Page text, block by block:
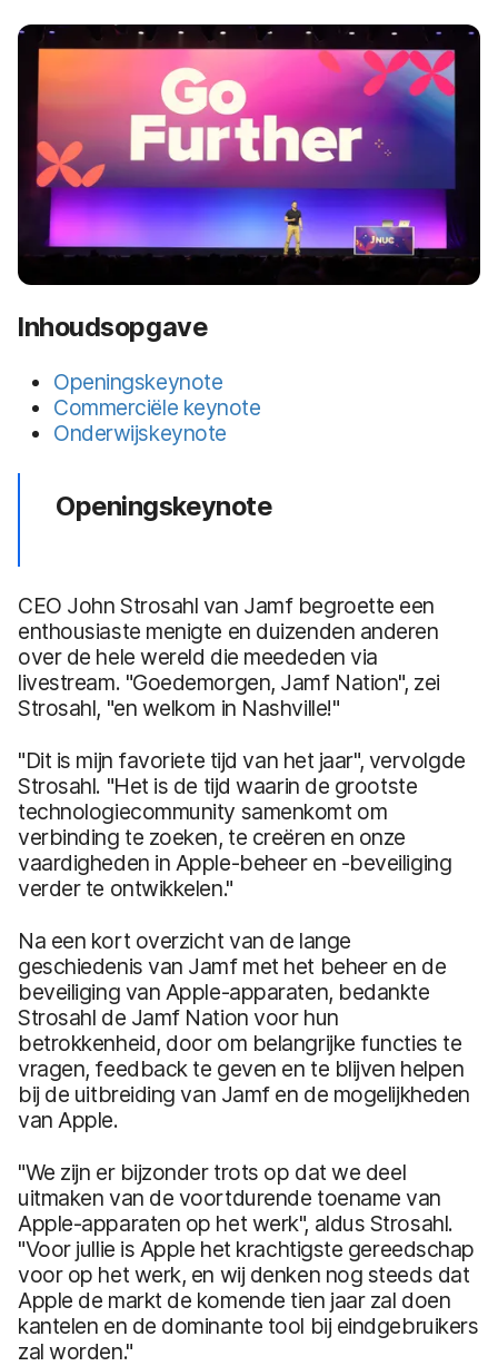
Inhoudsopgave
Openingskeynote
Commerciële keynote
Onderwijskeynote
Openingskeynote
CEO John Strosahl van Jamf begroette een
enthousiaste menigte en duizenden anderen
over de hele wereld die meededen via
livestream. "Goedemorgen, Jamf Nation", zei
Strosahl, "en welkom in Nashville!"
"Dit is mijn favoriete tijd van het jaar", vervolgde
Strosahl. "Het is de tijd waarin de grootste
technologiecommunity samenkomt om
verbinding te zoeken, te creëren en onze
vaardigheden in Apple-beheer en -beveiliging
verder te ontwikkelen."
Na een kort overzicht van de lange
geschiedenis van Jamf met het beheer en de
beveiliging van Apple-apparaten, bedankte
Strosahl de Jamf Nation voor hun
betrokkenheid, door om belangrijke functies te
vragen, feedback te geven en te blijven helpen
bij de uitbreiding van Jamf en de mogelijkheden
van Apple.
"We zijn er bijzonder trots op dat we deel
uitmaken van de voortdurende toename van
Apple-apparaten op het werk", aldus Strosahl.
"Voor jullie is Apple het krachtigste gereedschap
voor op het werk, en wij denken nog steeds dat
Apple de markt de komende tien jaar zal doen
kantelen en de dominante tool bij eindgebruikers
zal worden."